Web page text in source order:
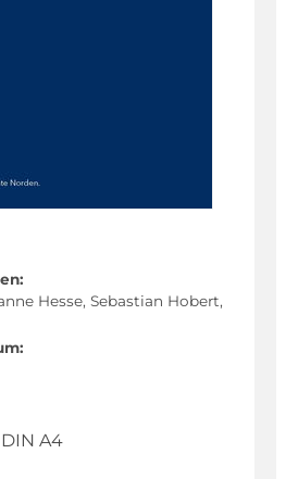
Hesse, Sebastian Hobert,
DIN A4